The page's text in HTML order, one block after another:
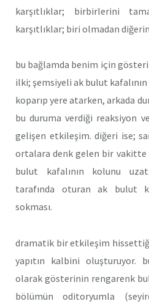
karşıtlıklar; birbirlerini
karşıtlıklar; biri olmadan
bu bağlamda benim için
ilki; şemsiyeli ak bulut
koparıp yere atarken, arkada
bu duruma verdiği reaksiyon
gelişen etkileşim. diğeri ise;
ortalara denk gelen bir vakitte
bulut kafalının kolunu
tarafında oturan ak bulut
sokması.
dramatik bir etkileşim
yapıtın kalbini oluşturuyor.
olarak gösterinin rengarenk
bölümün oditoryumla